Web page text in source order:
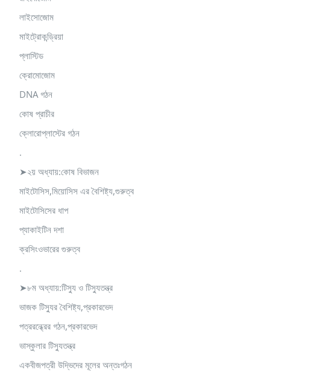
লাইসোজোম
মাইট্রোকন্ড্রিয়া
প্লাস্টিড
ক্রোমোজোম
DNA গঠন
কোষ প্রাচীর
ক্লোরোপ্লাস্টের গঠন
.
➤২য় অধ্যায়:কোষ বিভাজন
মাইটোসিস,মিয়োসিস এর বৈশিষ্ট্য,গুরুত্ব
মাইটোসিসের ধাপ
প্যাকাইটিন দশা
ক্রসিংওভারের গুরুত্ব
.
➤৮ম অধ্যায়:টিস্যু ও টিস্যুতন্ত্র
ভাজক টিস্যুর বৈশিষ্ট্য,প্রকারভেদ
পত্ররন্ধ্রের গঠন,প্রকারভেদ
ভাস্কুলার টিস্যুতন্ত্র
একবীজপত্রী উদ্ভিদের মূলের অন্তঃগঠন